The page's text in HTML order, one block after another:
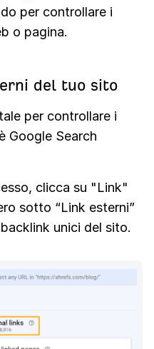
per controllare i
o pagina.
del tuo sito
per controllare i
Google Search
clicca su "Link"
sotto “Link esterni”
unici del sito.